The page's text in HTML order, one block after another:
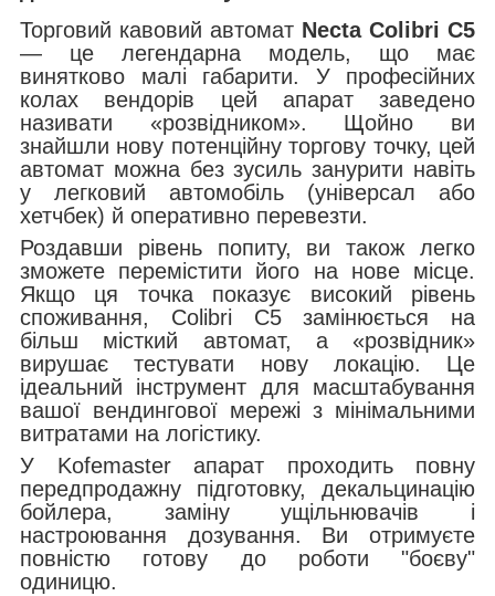
Торговий кавовий автомат Necta Colibri C5
— це легендарна модель, що має
винятково малі габарити. У професійних
колах вендорів цей апарат заведено
називати «розвідником». Щойно ви
знайшли нову потенційну торгову точку, цей
автомат можна без зусиль занурити навіть
у легковий автомобіль (універсал або
хетчбек) й оперативно перевезти.
Роздавши рівень попиту, ви також легко
зможете перемістити його на нове місце.
Якщо ця точка показує високий рівень
споживання, Colibri C5 замінюється на
більш місткий автомат, а «розвідник»
вирушає тестувати нову локацію. Це
ідеальний інструмент для масштабування
вашої вендингової мережі з мінімальними
витратами на логістику.
У Kofemaster апарат проходить повну
передпродажну підготовку, декальцинацію
бойлера, заміну ущільнювачів і
настроювання дозування. Ви отримуєте
повністю готову до роботи "боєву"
одиницю.